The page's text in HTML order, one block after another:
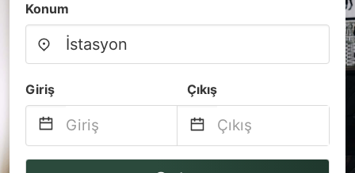
Konum
Giriş Çıkış
Navigate
Navigate